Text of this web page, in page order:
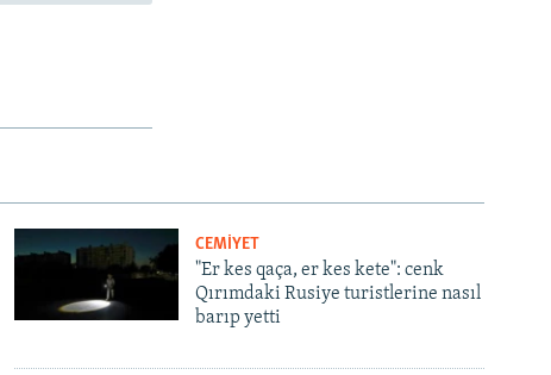
CEMİYET
"Er kes qaça, er kes kete": cenk
Qırımdaki Rusiye turistlerine nasıl
barıp yetti